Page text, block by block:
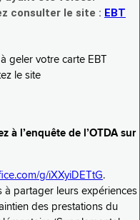
consulter le site : EBT
geler votre carte EBT
le site
à l’enquête de l’OTDA sur
g/iXXyiDETtG.
à partager leurs expériences
des prestations du